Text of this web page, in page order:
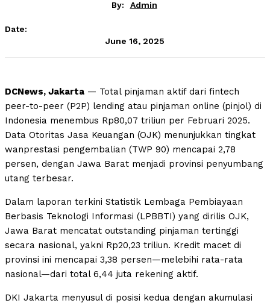
By: Admin
Date:
June 16, 2025
DCNews, Jakarta — Total pinjaman aktif dari fintech
peer-to-peer (P2P) lending atau pinjaman online (pinjol) di
Indonesia menembus Rp80,07 triliun per Februari 2025.
Data Otoritas Jasa Keuangan (OJK) menunjukkan tingkat
wanprestasi pengembalian (TWP 90) mencapai 2,78
persen, dengan Jawa Barat menjadi provinsi penyumbang
utang terbesar.
Dalam laporan terkini Statistik Lembaga Pembiayaan
Berbasis Teknologi Informasi (LPBBTI) yang dirilis OJK,
Jawa Barat mencatat outstanding pinjaman tertinggi
secara nasional, yakni Rp20,23 triliun. Kredit macet di
provinsi ini mencapai 3,38 persen—melebihi rata-rata
nasional—dari total 6,44 juta rekening aktif.
DKI Jakarta menyusul di posisi kedua dengan akumulasi